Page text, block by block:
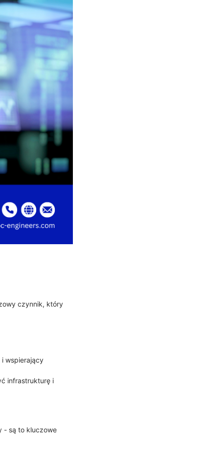
czynnik, który
i wspierający
infrastrukturę i
- są to kluczowe